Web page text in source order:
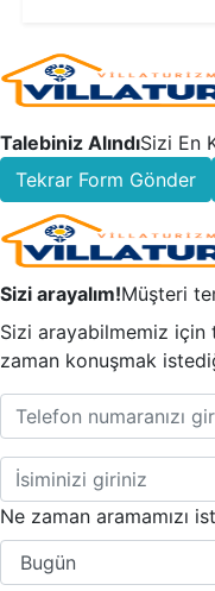
Talebiniz AlındıSizi En
Tekrar Form Gönder
Sizi arayalım!Müşteri
Sizi arayabilmemiz için
zaman konuşmak
Ne zaman aramamızı